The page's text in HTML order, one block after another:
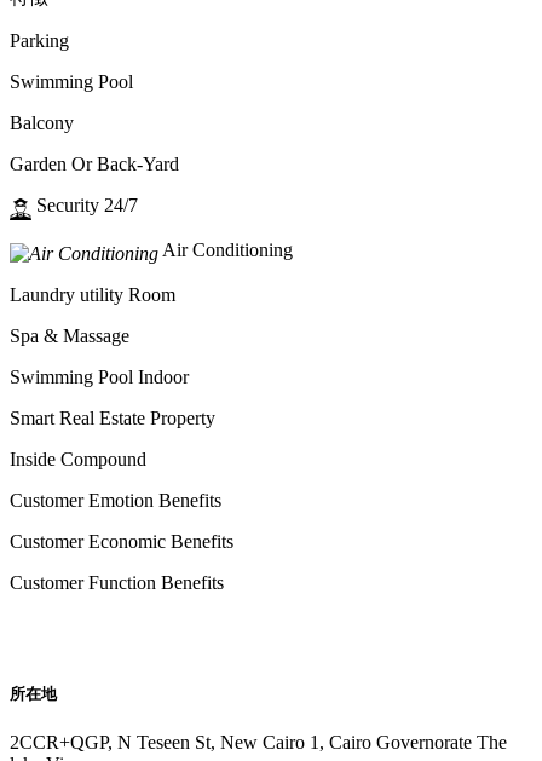
Parking
Swimming Pool
Balcony
Garden Or Back-Yard
Security 24/7
Air Conditioning
Laundry utility Room
Spa & Massage
Swimming Pool Indoor
Smart Real Estate Property
Inside Compound
Customer Emotion Benefits
Customer Economic Benefits
Customer Function Benefits
所在地
2CCR+QGP, N Teseen St, New Cairo 1, Cairo Governorate The